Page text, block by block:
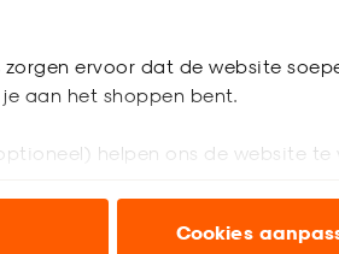
zorgen ervoor dat de website
aan het shoppen bent.
helpen ons de website te
voor advertenties enCookies
een seintje